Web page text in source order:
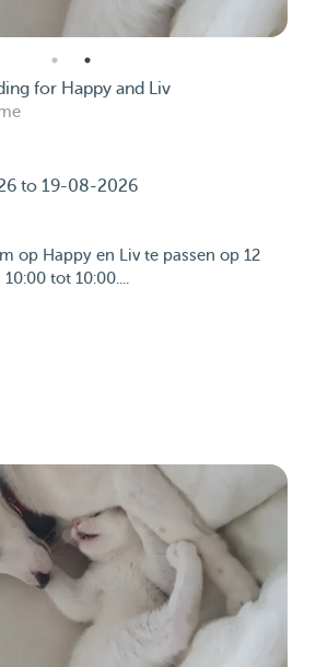
for Happy and Liv
to 19-08-2026
op Happy en Liv te passen op 12
tot 10:00....